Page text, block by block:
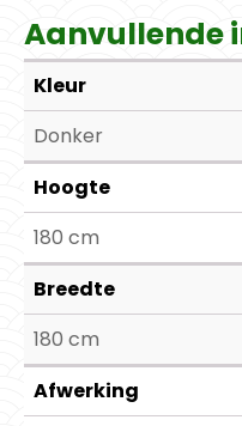
Aanvullende
Kleur
Donker
Hoogte
180 cm
Breedte
180 cm
Afwerking